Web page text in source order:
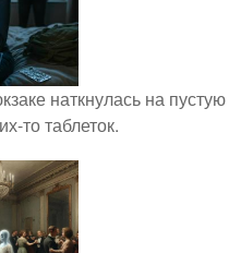
наткнулась на пустую
то таблеток.